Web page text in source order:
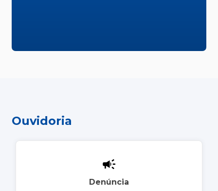
Ouvidoria
Denúncia